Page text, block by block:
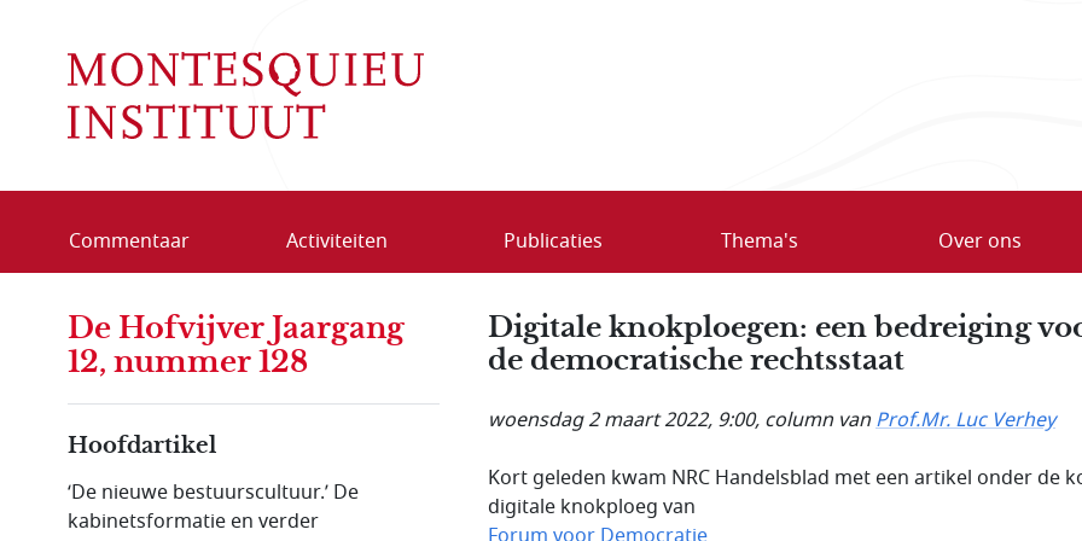
Commentaar Activiteiten Publicaties Thema's Over ons
Digitale knokploegen: een bedreiging
de democratische rechtsstaat
woensdag 2 maart 2022, 9:00, column vanProf.Mr. Luc Verhey
Kort geleden kwam NRC Handelsblad met een artikel onder de
digitale knokploeg van
De Hofvijver Jaargang
12, nummer 128
Hoofdartikel
‘De nieuwe bestuurscultuur.’ De
kabinetsformatie en verder